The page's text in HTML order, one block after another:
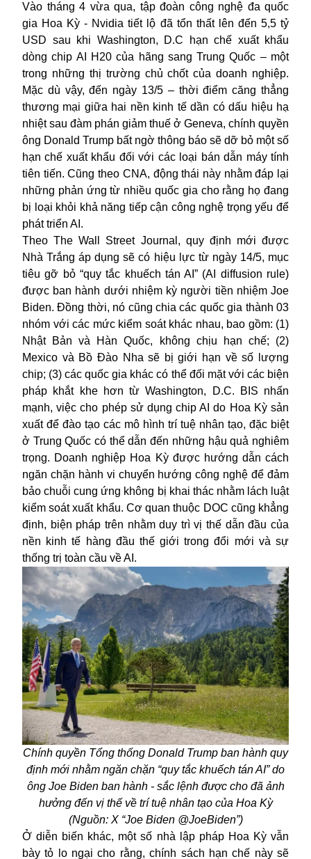
Vào tháng 4 vừa qua, tập đoàn công nghệ đa quốc
gia Hoa Kỳ - Nvidia tiết lộ đã tổn thất lên đến 5,5 tỷ
USD sau khi Washington, D.C hạn chế xuất khẩu
dòng chip AI H20 của hãng sang Trung Quốc – một
trong những thị trường chủ chốt của doanh nghiệp.
Mặc dù vậy, đến ngày 13/5 – thời điểm căng thẳng
thương mại giữa hai nền kinh tế dần có dấu hiệu hạ
nhiệt sau đàm phán giảm thuế ở Geneva, chính quyền
ông Donald Trump bất ngờ thông báo sẽ dỡ bỏ một số
hạn chế xuất khẩu đối với các loại bán dẫn máy tính
tiên tiến. Cũng theo CNA, động thái này nhằm đáp lại
những phản ứng từ nhiều quốc gia cho rằng họ đang
bị loại khỏi khả năng tiếp cận công nghệ trọng yếu để
phát triển AI.
Theo The Wall Street Journal, quy định mới được
Nhà Trắng áp dụng sẽ có hiệu lực từ ngày 14/5, mục
tiêu gỡ bỏ “quy tắc khuếch tán AI” (AI diffusion rule)
được ban hành dưới nhiệm kỳ người tiền nhiệm Joe
Biden. Đồng thời, nó cũng chia các quốc gia thành 03
nhóm với các mức kiểm soát khác nhau, bao gồm: (1)
Nhật Bản và Hàn Quốc, không chịu hạn chế; (2)
Mexico và Bồ Đào Nha sẽ bị giới hạn về số lượng
chip; (3) các quốc gia khác có thể đối mặt với các biện
pháp khắt khe hơn từ Washington, D.C. BIS nhấn
mạnh, việc cho phép sử dụng chip AI do Hoa Kỳ sản
xuất để đào tạo các mô hình trí tuệ nhân tạo, đặc biệt
ở Trung Quốc có thể dẫn đến những hậu quả nghiêm
trọng. Doanh nghiệp Hoa Kỳ được hướng dẫn cách
ngăn chặn hành vi chuyển hướng công nghệ để đảm
bảo chuỗi cung ứng không bị khai thác nhằm lách luật
kiểm soát xuất khẩu. Cơ quan thuộc DOC cũng khẳng
định, biện pháp trên nhằm duy trì vị thế dẫn đầu của
nền kinh tế hàng đầu thế giới trong đổi mới và sự
thống trị toàn cầu về AI.
Chính quyền Tổng thống Donald Trump ban hành quy
định mới nhằm ngăn chặn “quy tắc khuếch tán AI” do
ông Joe Biden ban hành - sắc lệnh được cho đã ảnh
hưởng đến vị thế về trí tuệ nhân tạo của Hoa Kỳ
(Nguồn: X “Joe Biden @JoeBiden”)
Ở diễn biến khác, một số nhà lập pháp Hoa Kỳ vẫn
bày tỏ lo ngại cho rằng, chính sách hạn chế này sẽ